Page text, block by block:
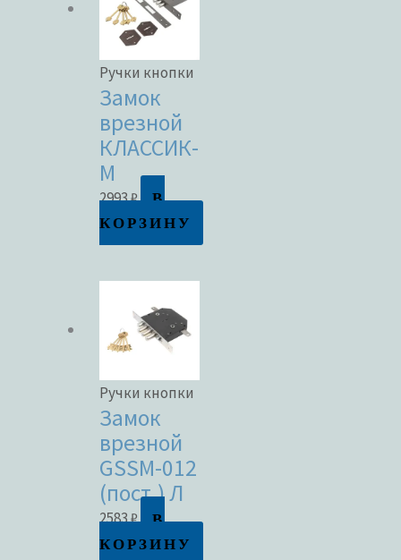
Ручки кнопки
Замок
врезной
КЛАССИК-
М
2993₽
В
КОРЗИНУ
Ручки кнопки
Замок
врезной
GSSM-012
(пост.) Л
2583₽
В
КОРЗИНУ